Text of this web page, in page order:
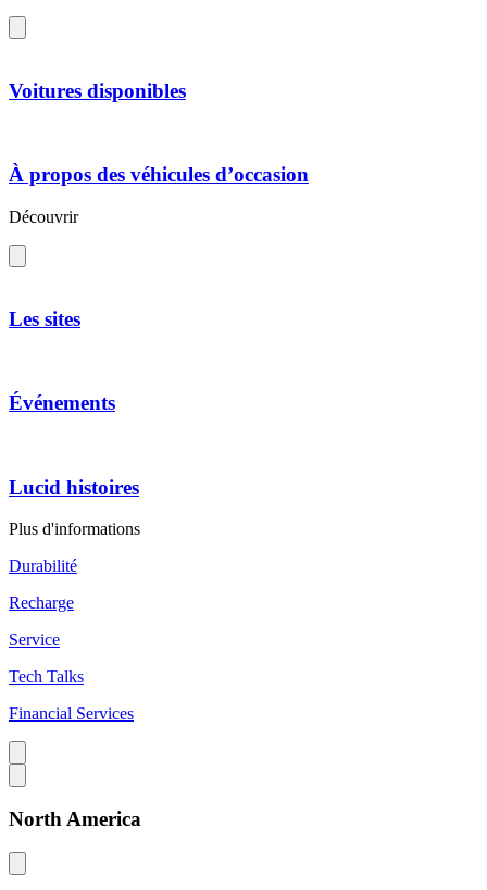
Voitures disponibles
À propos des véhicules d’occasion
Découvrir
Les sites
Événements
Lucid histoires
Plus d'informations
Durabilité
Recharge
Service
Tech Talks
Financial Services
North America